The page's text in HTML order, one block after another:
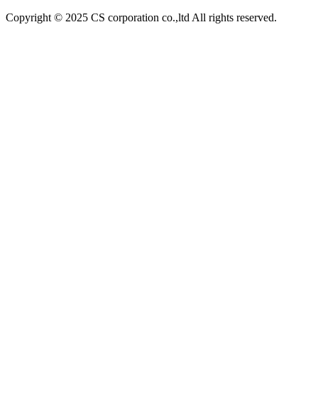
Copyright © 2025 CS corporation co.,ltd All rights reserved.